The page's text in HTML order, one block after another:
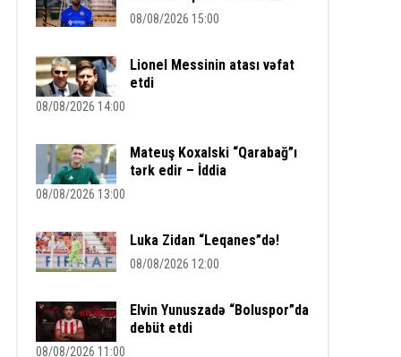
08/08/2026 15:00
Lionel Messinin atası vəfat
etdi
08/08/2026 14:00
Mateuş Koxalski “Qarabağ”ı
tərk edir – İddia
08/08/2026 13:00
Luka Zidan “Leqanes”də!
08/08/2026 12:00
Elvin Yunuszadə “Boluspor”da
debüt etdi
08/08/2026 11:00